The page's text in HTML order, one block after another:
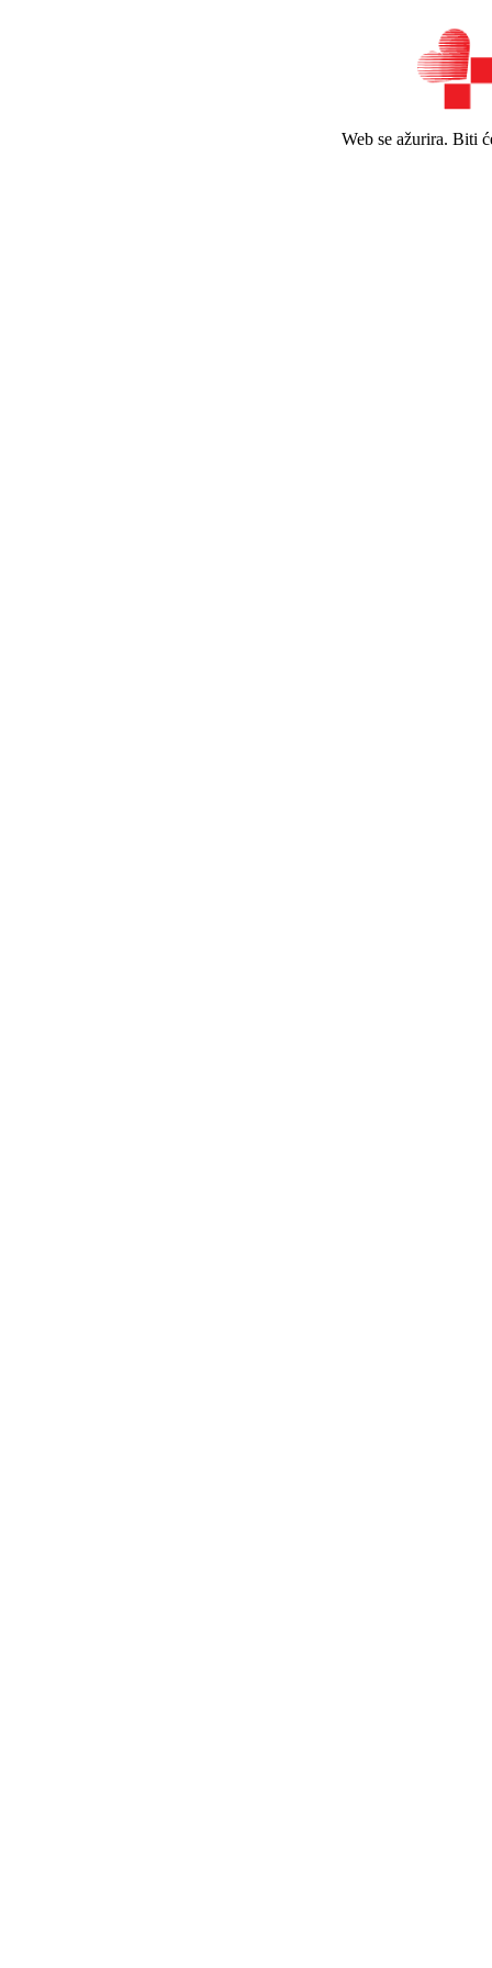
Web se ažurira. Biti